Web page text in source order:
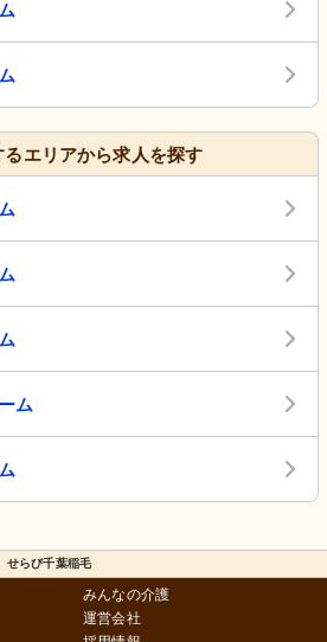
るエリアから求人を探す
ム
せらび千葉稲毛
みんなの介護
運営会社